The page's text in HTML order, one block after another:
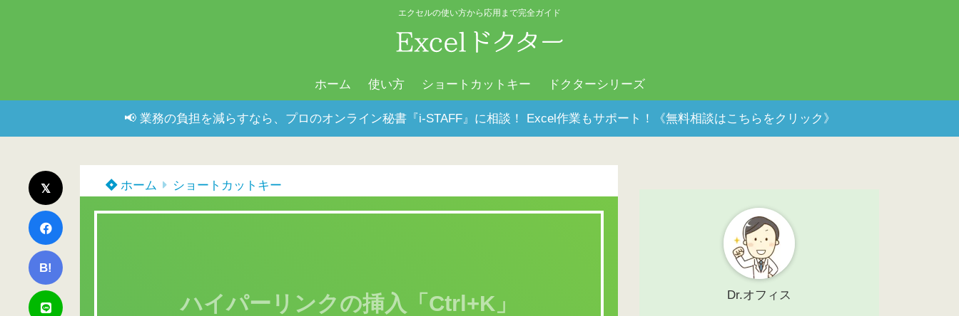
エクセルの使い方から応用まで完全ガイド
ホーム 使い方 ショートカットキー ドクターシリーズ
📢 業務の負担を減らすなら、プロのオンライン秘書『i-STAFF』に相談！ Excel作業もサポート！《無料相談はこちらをクリック》
B!
ホーム ショートカットキー
ハイパーリンクの挿入「Ctrl+K」 Dr.オフィス